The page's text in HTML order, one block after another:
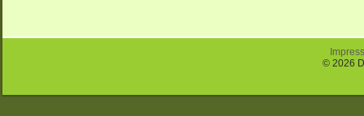
© 2026